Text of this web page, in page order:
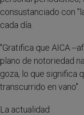
consustanciado con
cada día.
"Gratifica que AICA --
plano de notoriedad
goza, lo que significa
transcurrido en vano".
La actualidad